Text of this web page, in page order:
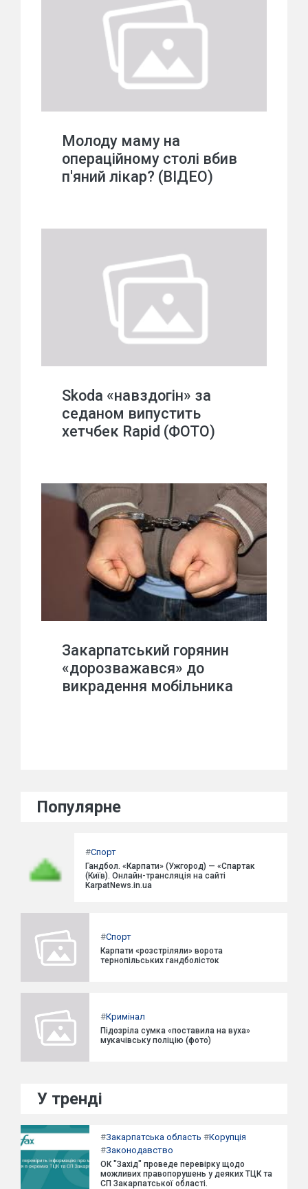
Молоду маму на
операційному столі вбив
п'яний лікар? (ВІДЕО)
Skoda «навздогін» за
седаном випустить
хетчбек Rapid (ФОТО)
Закарпатський горянин
«дорозважався» до
викрадення мобільника
Популярне
#Спорт
Гандбол. «Карпати» (Ужгород) — «Спартак
(Київ). Онлайн-трансляція на сайті
KarpatNews.in.ua
#Спорт
Карпати «розстріляли» ворота
тернопільських гандболісток
#Кримінал
Підозріла сумка «поставила на вуха»
мукачівську поліцію (фото)
У тренді
#Закарпатська область #Корупція
#Законодавство
ОК "Захід" проведе перевірку щодо
можливих правопорушень у деяких ТЦК та
СП Закарпатської області.